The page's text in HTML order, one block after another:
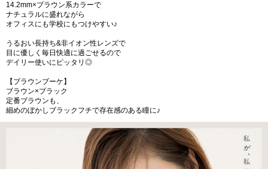
14.2mm×ブラウン系カラーで
ナチュラルに盛れながら
オフィスにも学校にもつけやすい♪
うるおい長持ち&非イオン性レンズで
目に優しく毎日快適に過ごせるので
デイリー使いにピッタリ◎
【ブラウンブーケ】
ブラウン×ブラック
定番ブラウンも、
細めのぼかしブラックフチで存在感のある瞳に♪